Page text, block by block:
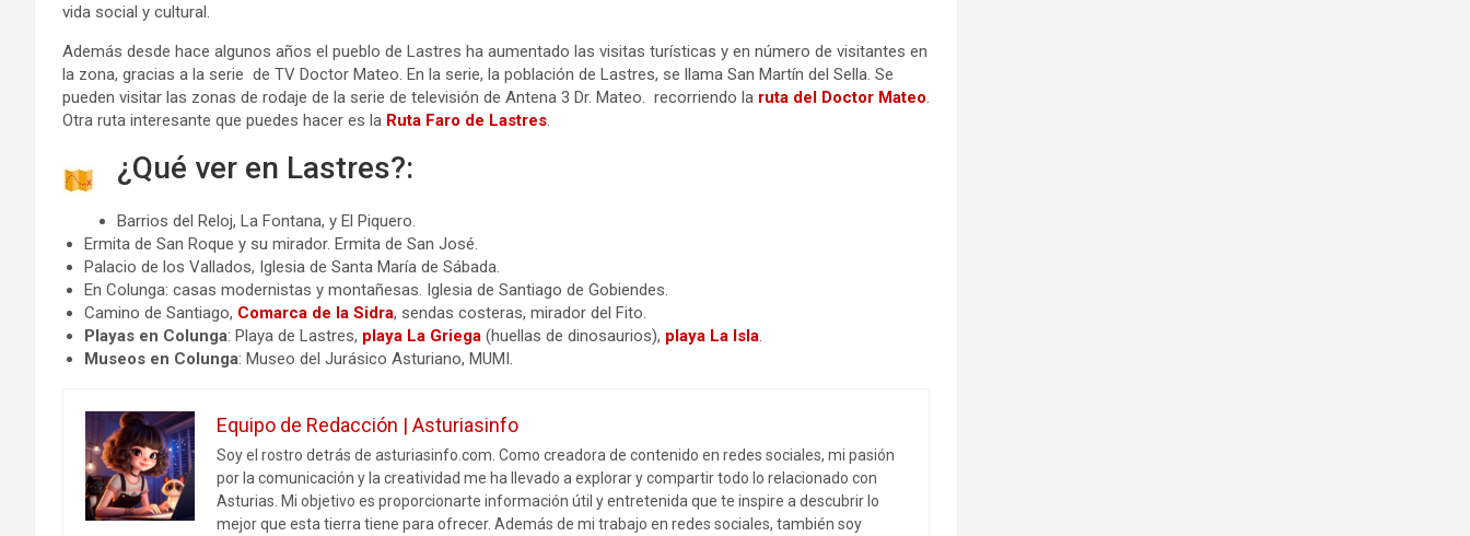
vida social y cultural.
Además desde hace algunos años el pueblo de Lastres ha aumentado las visitas turísticas y en número de visitantes en
la zona, gracias a la serie de TV Doctor Mateo. En la serie, la población de Lastres, se llama San Martín del Sella. Se
pueden visitar las zonas de rodaje de la serie de televisión de Antena 3 Dr. Mateo. recorriendo la ruta del Doctor Mateo
Otra ruta interesante que puedes hacer es la Ruta Faro de Lastres
¿Qué ver en Lastres?:
Barrios del Reloj, La Fontana, y El Piquero.
Ermita de San Roque y su mirador. Ermita de San José.
Palacio de los Vallados, Iglesia de Santa María de Sábada.
En Colunga: casas modernistas y montañesas. Iglesia de Santiago de Gobiendes.
Camino de Santiago, Comarca de la Sidra, sendas costeras, mirador del Fito.
Playas en Colunga: Playa de Lastres, playa La Griega (huellas de dinosaurios), playa La Isla
Museos en Colunga: Museo del Jurásico Asturiano, MUMI.
Equipo de Redacción | Asturiasinfo
Soy el rostro detrás de asturiasinfo.com. Como creadora de contenido en redes sociales, mi pasión
por la comunicación y la creatividad me ha llevado a explorar y compartir todo lo relacionado con
Asturias. Mi objetivo es proporcionarte información útil y entretenida que te inspire a descubrir lo
mejor que esta tierra tiene para ofrecer. Además de mi trabajo en redes sociales, también soy